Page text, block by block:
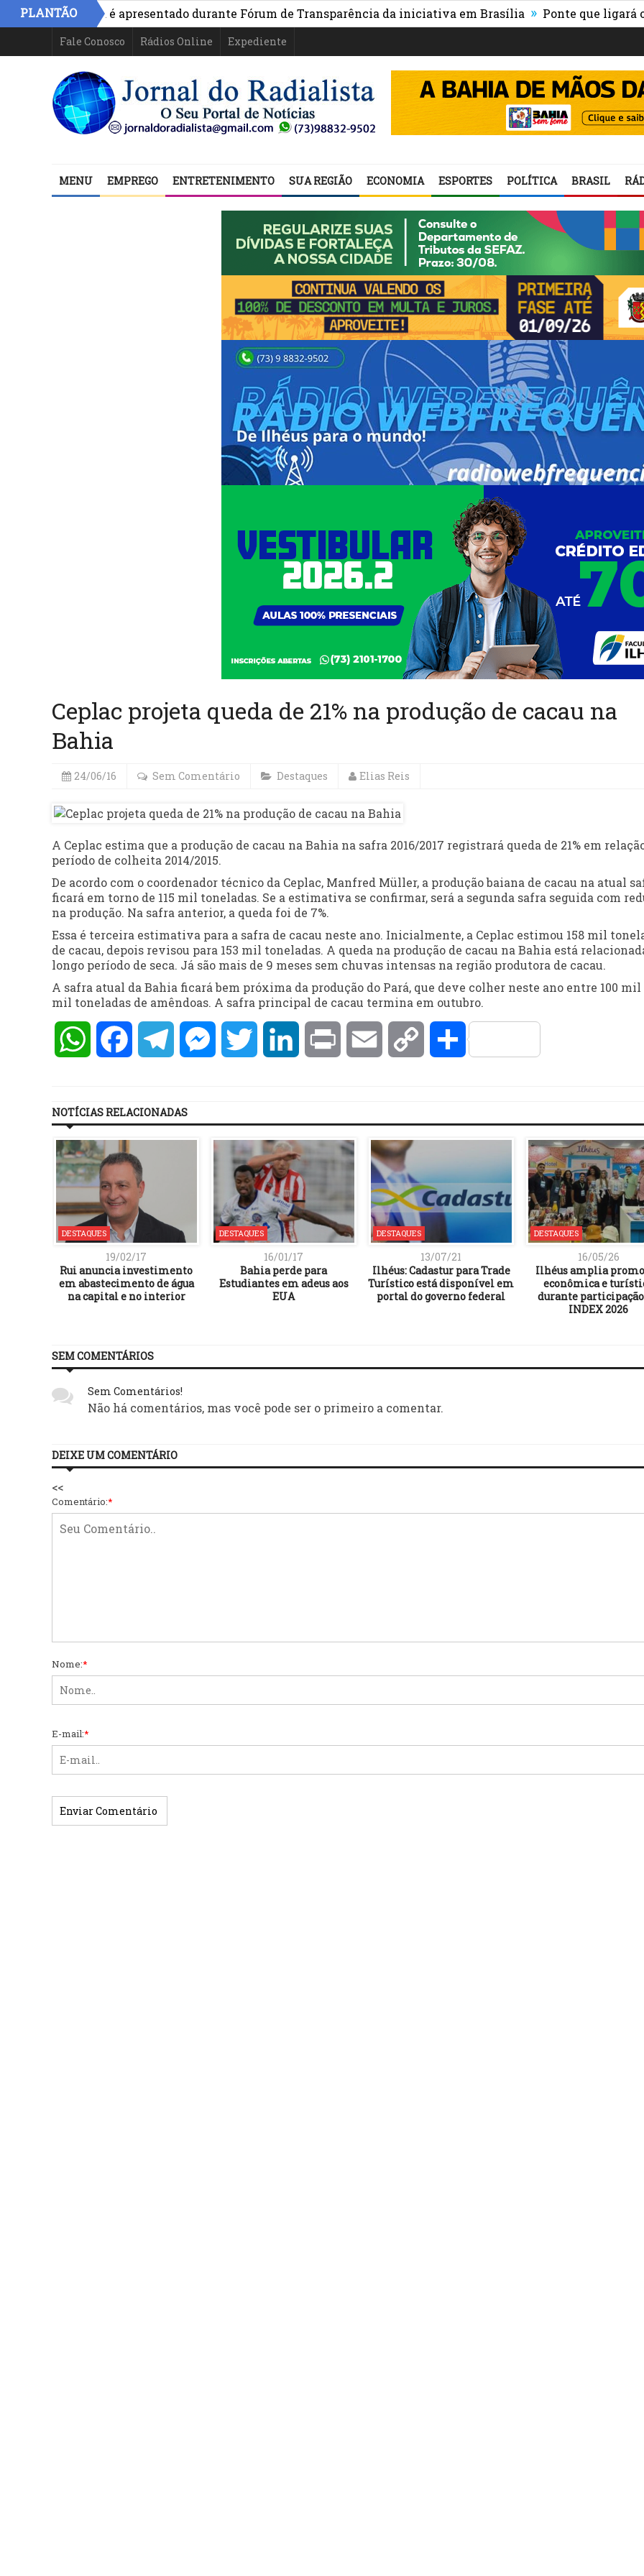
PLANTÃO
na Bahia é apresentado durante Fórum de Transparência da iniciativa em Brasília » Ponte que ligará o
Fale Conosco Rádios Online Expediente
MENU EMPREGO ENTRETENIMENTO SUA REGIÃO ECONOMIA ESPORTES POLÍTICA BRASIL
Ceplac projeta queda de 21% na produção de cacau na
Bahia
24/06/16 Sem Comentário Destaques Elias Reis
A Ceplac estima que a produção de cacau na Bahia na safra 2016/2017 registrará queda de 21% em
período de colheita 2014/2015.
De acordo com o coordenador técnico da Ceplac, Manfred Müller, a produção baiana de cacau na atual
ficará em torno de 115 mil toneladas. Se a estimativa se confirmar, será a segunda safra seguida com
na produção. Na safra anterior, a queda foi de 7%.
Essa é terceira estimativa para a safra de cacau neste ano. Inicialmente, a Ceplac estimou 158 mil
de cacau, depois revisou para 153 mil toneladas. A queda na produção de cacau na Bahia está
longo período de seca. Já são mais de 9 meses sem chuvas intensas na região produtora de cacau.
A safra atual da Bahia ficará bem próxima da produção do Pará, que deve colher neste ano entre 100 mil
mil toneladas de amêndoas. A safra principal de cacau termina em outubro.
WhatsAppFacebookTelegramMessengerTwitter LinkedInPrint Email Copy Compartilhar
NOTÍCIAS RELACIONADAS
DESTAQUES
19/02/17
Rui anuncia investimento
em abastecimento de água
na capital e no interior
DESTAQUES
16/01/17
Bahia perde para
Estudiantes em adeus aos
EUA
DESTAQUES
13/07/21
Ilhéus: Cadastur para Trade
Turístico está disponível em
portal do governo federal
DESTAQUES
16/05/26
Ilhéus amplia
econômica e
durante
INDEX 2026
SEM COMENTÁRIOS
Sem Comentários!
Não há comentários, mas você pode ser o primeiro a comentar.
DEIXE UM COMENTÁRIO
<<
Comentário:*
Nome:*
E-mail:*